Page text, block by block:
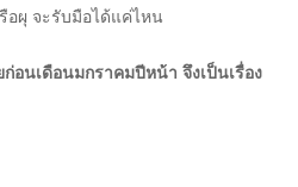
อผุ จะรับมือได้แค่ไหน
อนเดือนมกราคมปีหน้า จึงเป็นเรื่อง